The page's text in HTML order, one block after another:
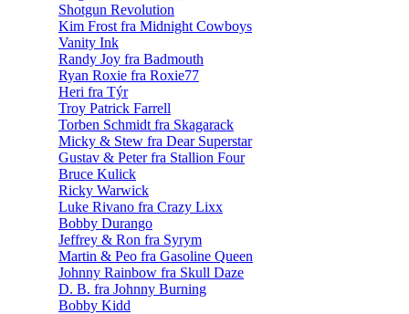
Shotgun Revolution
Kim Frost fra Midnight Cowboys
Vanity Ink
Randy Joy fra Badmouth
Ryan Roxie fra Roxie77
Heri fra Týr
Troy Patrick Farrell
Torben Schmidt fra Skagarack
Micky & Stew fra Dear Superstar
Gustav & Peter fra Stallion Four
Bruce Kulick
Ricky Warwick
Luke Rivano fra Crazy Lixx
Bobby Durango
Jeffrey & Ron fra Syrym
Martin & Peo fra Gasoline Queen
Johnny Rainbow fra Skull Daze
D. B. fra Johnny Burning
Bobby Kidd